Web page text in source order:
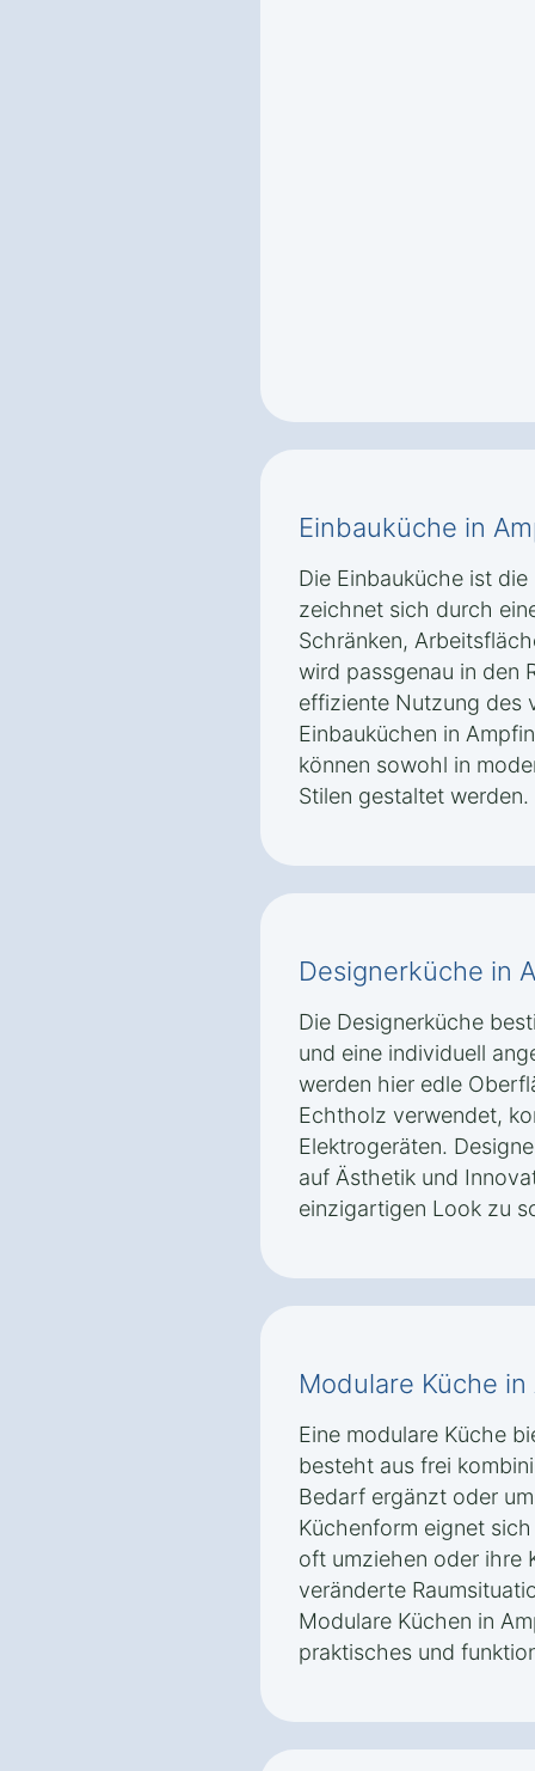
Einbauküche in
Die Einbauküche ist
zeichnet sich durch
Schränken,
wird passgenau in den
effiziente Nutzung des
Einbauküchen in
können sowohl in
Stilen gestaltet werden.
Designerküche in
Die Designerküche
und eine individuell
werden hier edle
Echtholz verwendet,
Elektrogeräten.
auf Ästhetik und
einzigartigen Look zu
Modulare Küche
Eine modulare Küche
besteht aus frei
Bedarf ergänzt oder
Küchenform eignet
oft umziehen oder ihre
veränderte
Modulare Küchen in
praktisches und